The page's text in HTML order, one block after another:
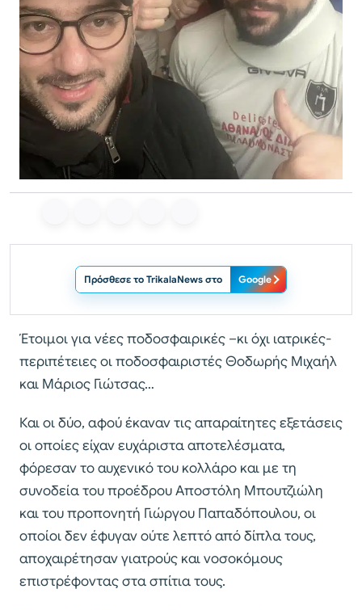
Πρόσθεσε το TrikalaNews στο Google
Έτοιμοι για νέες ποδοσφαιρικές –κι όχι ιατρικές-
περιπέτειες οι ποδοσφαιριστές Θοδωρής Μιχαήλ
και Μάριος Γιώτσας…
Και οι δύο, αφού έκαναν τις απαραίτητες εξετάσεις
οι οποίες είχαν ευχάριστα αποτελέσματα,
φόρεσαν το αυχενικό του κολλάρο και με τη
συνοδεία του προέδρου Αποστόλη Μπουτζιώλη
και του προπονητή Γιώργου Παπαδόπουλου, οι
οποίοι δεν έφυγαν ούτε λεπτό από δίπλα τους,
αποχαιρέτησαν γιατρούς και νοσοκόμους
επιστρέφοντας στα σπίτια τους.